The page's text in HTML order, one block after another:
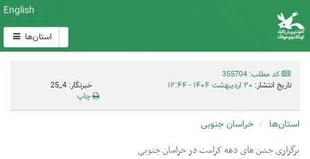
English
استان‌ها
کد مطلب: 355704
تاریخ انتشار: ۲۰ اردیبهشت ۱۴۰۴ - ۱۲:۴۴
خبرنگار: 4_25
چاپ
استان‌ها خراسان جنوبی
برگزاری جشن های دهه کرامت در خراسان جنوبی